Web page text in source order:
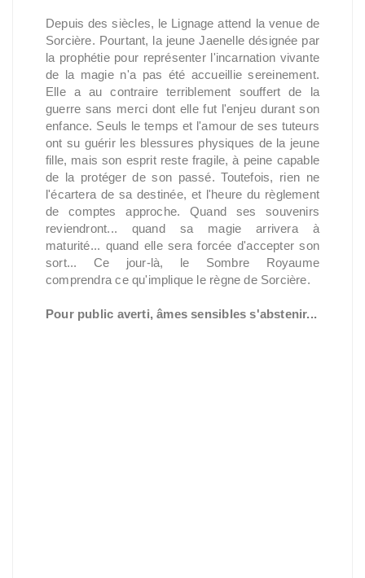
Depuis des siècles, le Lignage attend la venue de
Sorcière. Pourtant, la jeune Jaenelle désignée par
la prophétie pour représenter l'incarnation vivante
de la magie n'a pas été accueillie sereinement.
Elle a au contraire terriblement souffert de la
guerre sans merci dont elle fut l'enjeu durant son
enfance. Seuls le temps et l'amour de ses tuteurs
ont su guérir les blessures physiques de la jeune
fille, mais son esprit reste fragile, à peine capable
de la protéger de son passé. Toutefois, rien ne
l'écartera de sa destinée, et l'heure du règlement
de comptes approche. Quand ses souvenirs
reviendront... quand sa magie arrivera à
maturité... quand elle sera forcée d'accepter son
sort... Ce jour-là, le Sombre Royaume
comprendra ce qu'implique le règne de Sorcière.
Pour public averti, âmes sensibles s'abstenir...